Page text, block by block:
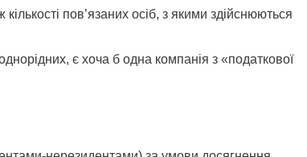
пов’язаних осіб, з якими здійснюються
є хоча б одна компанія з «податкової